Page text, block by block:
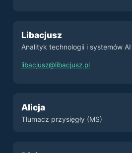
Libacjusz
Analityk technologii i systemów AI
libacjusz@libacjusz.pl
Alicja
Tłumacz przysięgły (MS)